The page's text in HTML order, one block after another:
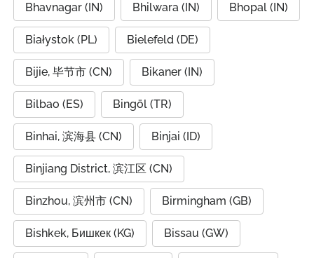
Bhavnagar (IN) Bhilwara (IN) Bhopal (IN)
Białystok (PL) Bielefeld (DE)
Bijie, 毕节市 (CN) Bikaner (IN)
Bilbao (ES) Bingöl (TR)
Binhai, 滨海县 (CN) Binjai (ID)
Binjiang District, 滨江区 (CN)
Binzhou, 滨州市 (CN) Birmingham (GB)
Bishkek, Бишкек (KG) Bissau (GW)